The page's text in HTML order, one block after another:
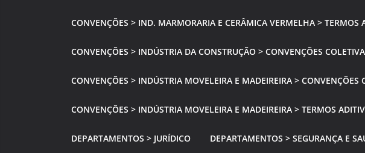
CONVENÇÕES > IND. MARMORARIA E CERÂMICA VERMELHA > TERMOS
CONVENÇÕES > INDÚSTRIA DA CONSTRUÇÃO > CONVENÇÕES
CONVENÇÕES > INDÚSTRIA MOVELEIRA E MADEIREIRA > CONVENÇÕES
CONVENÇÕES > INDÚSTRIA MOVELEIRA E MADEIREIRA > TERMOS
DEPARTAMENTOS > JURÍDICO DEPARTAMENTOS > SEGURANÇA E